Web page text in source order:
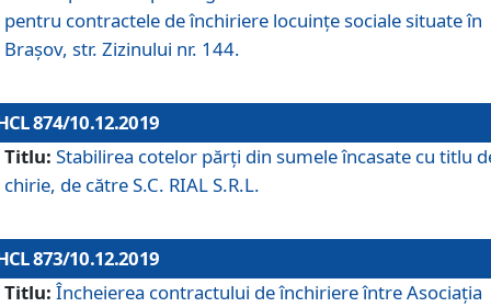
pentru contractele de închiriere locuinţe sociale situate în
Braşov, str. Zizinului nr. 144.
874/10.12.2019
Titlu: Stabilirea cotelor părți din sumele încasate cu titlu
chirie, de către S.C. RIAL S.R.L.
873/10.12.2019
Titlu: Încheierea contractului de închiriere între Asociația